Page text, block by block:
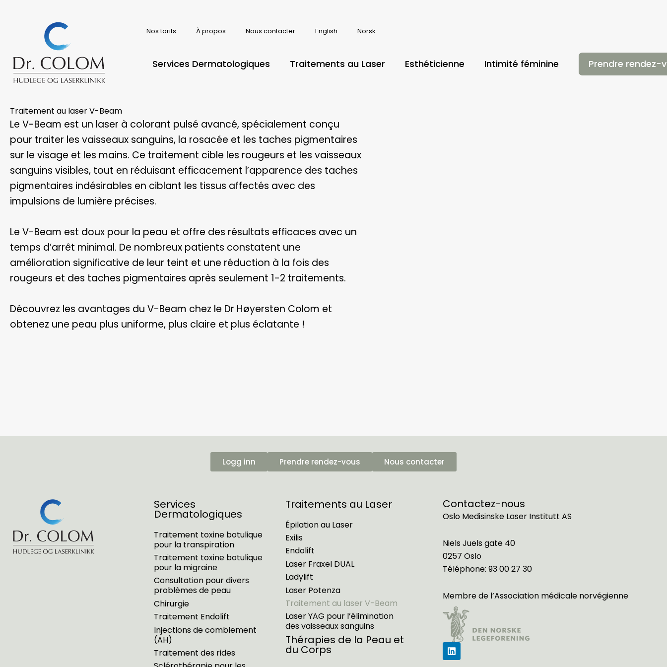
Nos tarifs À propos Nous contacter English Norsk
Services Dermatologiques Traitements au Laser Esthéticienne Intimité féminine Prendre rendez-
Traitement au laser V-Beam
Le V-Beam est un laser à colorant pulsé avancé, spécialement conçu
pour traiter les vaisseaux sanguins, la rosacée et les taches pigmentaires
sur le visage et les mains. Ce traitement cible les rougeurs et les vaisseaux
sanguins visibles, tout en réduisant efficacement l’apparence des taches
pigmentaires indésirables en ciblant les tissus affectés avec des
impulsions de lumière précises.
Le V-Beam est doux pour la peau et offre des résultats efficaces avec un
temps d’arrêt minimal. De nombreux patients constatent une
amélioration significative de leur teint et une réduction à la fois des
rougeurs et des taches pigmentaires après seulement 1-2 traitements.
Découvrez les avantages du V-Beam chez le Dr Høyersten Colom et
obtenez une peau plus uniforme, plus claire et plus éclatante !
Logg inn Prendre rendez-vous Nous contacter
Services
Dermatologiques
Traitement toxine botulique
pour la transpiration
Traitement toxine botulique
pour la migraine
Consultation pour divers
problèmes de peau
Chirurgie
Traitement Endolift
Injections de comblement
(AH)
Traitement des rides
Traitements au Laser
Épilation au Laser
Exilis
Endolift
Laser Fraxel DUAL
Ladylift
Laser Potenza
Traitement au laser V-Beam
Laser YAG pour l’élimination
des vaisseaux sanguins
Thérapies de la Peau et
du Corps
Contactez-nous
Oslo Medisinske Laser Institutt AS
Niels Juels gate 40
0257 Oslo
Téléphone:93 00 27 30
Membre de l’Association médicale norvégienne
L
i
n